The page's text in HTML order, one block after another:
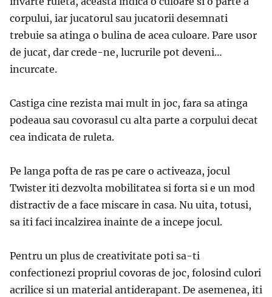
corpului, iar jucatorul sau jucatorii desemnati
trebuie sa atinga o bulina de acea culoare. Pare usor
de jucat, dar crede-ne, lucrurile pot deveni…
incurcate.
Castiga cine rezista mai mult in joc, fara sa atinga
podeaua sau covorasul cu alta parte a corpului decat
cea indicata de ruleta.
Pe langa pofta de ras pe care o activeaza, jocul
Twister iti dezvolta mobilitatea si forta si e un mod
distractiv de a face miscare in casa. Nu uita, totusi,
sa iti faci incalzirea inainte de a incepe jocul.
Pentru un plus de creativitate poti sa-ti
confectionezi propriul covoras de joc, folosind culori
acrilice si un material antiderapant. De asemenea, iti